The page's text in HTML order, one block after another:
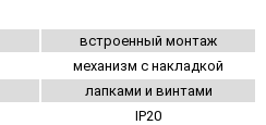
встроенный монтаж
механизм с накладкой
лапками и винтами
IP20